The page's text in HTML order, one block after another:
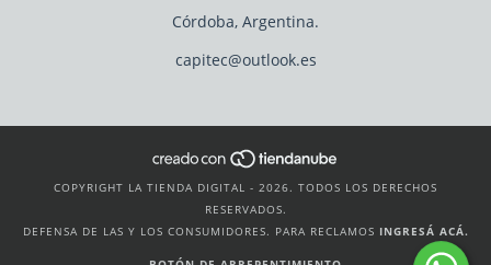
Córdoba, Argentina.
capitec@outlook.es
COPYRIGHT LA TIENDA DIGITAL - 2026. TODOS LOS DERECHOS
RESERVADOS.
DEFENSA DE LAS Y LOS CONSUMIDORES. PARA RECLAMOS INGRESÁ ACÁ.